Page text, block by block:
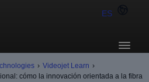
ES
› Videojet Learn ›
cómo la innovación orientada a la fibra